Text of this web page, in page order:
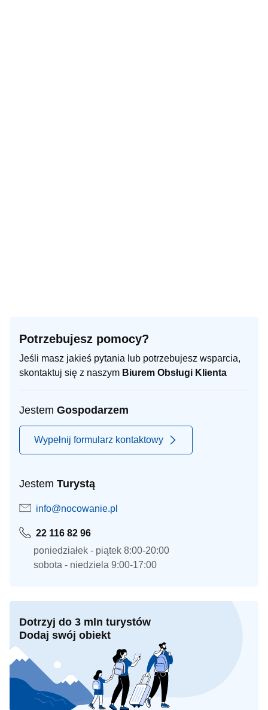
Potrzebujesz pomocy?
Jeśli masz jakieś pytania lub potrzebujesz wsparcia,
skontaktuj się z naszym Biurem Obsługi Klienta
Jestem Gospodarzem
Wypełnij formularz kontaktowy
Jestem Turystą
info@nocowanie.pl
22 116 82 96
poniedziałek - piątek 8:00-20:00
sobota - niedziela 9:00-17:00
Dotrzyj do 3 mln turystów
Dodaj swój obiekt